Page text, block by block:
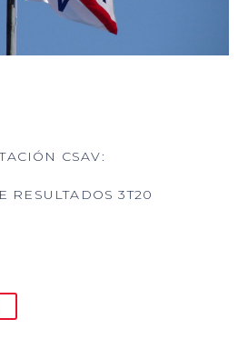
CSAV:
RESULTADOS 3T20